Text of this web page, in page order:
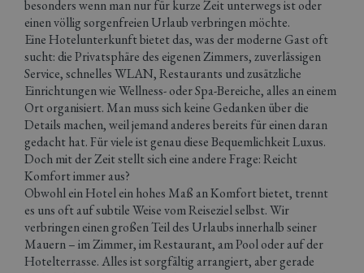
besonders wenn man nur für kurze Zeit unterwegs ist oder
einen völlig sorgenfreien Urlaub verbringen möchte.
Eine Hotelunterkunft bietet das, was der moderne Gast oft
sucht: die Privatsphäre des eigenen Zimmers, zuverlässigen
Service, schnelles WLAN, Restaurants und zusätzliche
Einrichtungen wie Wellness- oder Spa-Bereiche, alles an einem
Ort organisiert. Man muss sich keine Gedanken über die
Details machen, weil jemand anderes bereits für einen daran
gedacht hat. Für viele ist genau diese Bequemlichkeit Luxus.
Doch mit der Zeit stellt sich eine andere Frage: Reicht
Komfort immer aus?
Obwohl ein Hotel ein hohes Maß an Komfort bietet, trennt
es uns oft auf subtile Weise vom Reiseziel selbst. Wir
verbringen einen großen Teil des Urlaubs innerhalb seiner
Mauern – im Zimmer, im Restaurant, am Pool oder auf der
Hotelterrasse. Alles ist sorgfältig arrangiert, aber gerade